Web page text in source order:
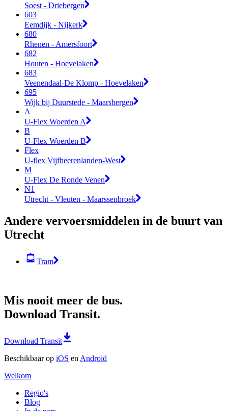
Soest - Driebergen
603
Eemdijk - Nijkerk
680
Rhenen - Amersfoort
682
Houten - Hoevelaken
683
Veenendaal-De Klomp - Hoevelaken
695
Wijk bij Duurstede - Maarsbergen
A
U-Flex Woerden A
B
U-Flex Woerden B
Flex
U-flex Vijfheerenlanden-West
M
U-Flex De Ronde Venen
N1
Utrecht - Vleuten - Maarssenbroek
Andere vervoersmiddelen in de buurt van
Utrecht
Tram
Mis nooit meer de bus.
Download Transit.
Download Transit
Beschikbaar op iOS en Android
Welkom
Regio's
Blog